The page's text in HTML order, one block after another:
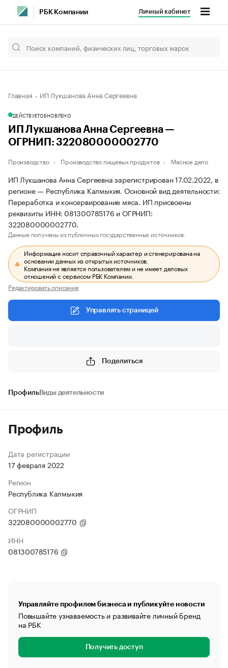
РБК Компании Личный кабинет
Главная ИП Лукшанова Анна Сергеевна
ДЕЙСТВУЕТОБНОВЛЕНО
ИП Лукшанова Анна Сергеевна —
ОГРНИП: 322080000002770
Производство Производство пищевых продуктов Мясное дело
ИП Лукшанова Анна Сергеевна зарегистрирован 17.02.2022, в
регионе — Республика Калмыкия. Основной вид деятельности:
Переработка и консервирование мяса. ИП присвоены
реквизиты ИНН: 081300785176 и ОГРНИП:
322080000002770.
Данные получены из публичных государственных источников.
Информация носит справочный характер и сгенерирована на
основании данных из открытых источников.
Компания не является пользователем и не имеет деловых
отношений с сервисом РБК Компании.
Редактировать описание
Управлять страницей
Поделиться
ПрофильВиды деятельности
Профиль
Дата регистрации
17 февраля 2022
Регион
Республика Калмыкия
ОГРНИП
322080000002770
ИНН
081300785176
Управляйте профилем бизнеса и публикуйте новости
Повышайте узнаваемость и развивайте личный бренд
на РБК
Получить доступ